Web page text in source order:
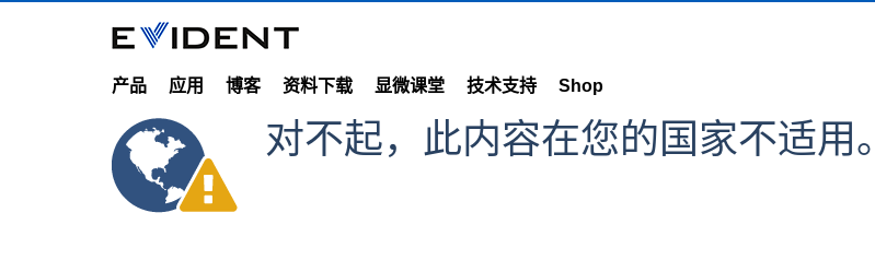
产品 应用 博客 资料下载 显微课堂 技术支持 Shop
对不起，此内容在您的国家不适用。